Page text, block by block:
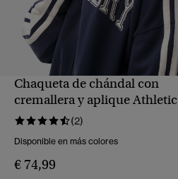
VISTA RÁPIDA
Chaqueta de chándal con
cremallera y aplique Athletic
Essentials(2)
Disponible en más colores
€ 74,99